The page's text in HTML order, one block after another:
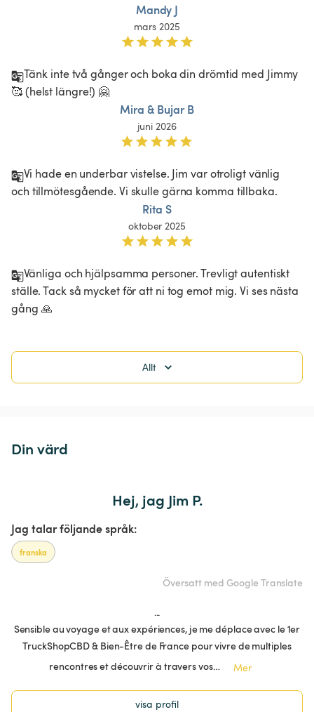
Mandy J
mars 2025
Tänk inte två gånger och boka din drömtid med Jimmy
🥰 (helst längre!) 🤗
Mira & Bujar B
juni 2026
Vi hade en underbar vistelse. Jim var otroligt vänlig
och tillmötesgående. Vi skulle gärna komma tillbaka.
Rita S
oktober 2025
Vänliga och hjälpsamma personer. Trevligt autentiskt
ställe. Tack så mycket för att ni tog emot mig. Vi ses nästa
gång 🙏
Allt
Din värd
Hej, jag Jim P.
Jag talar följande språk:
franska
Översatt med Google Translate
...
Sensible au voyage et aux expériences, je me déplace avec le 1er
TruckShopCBD & Bien-Être de France pour vivre de multiples
rencontres et découvrir à travers vos…
Mer
visa profil